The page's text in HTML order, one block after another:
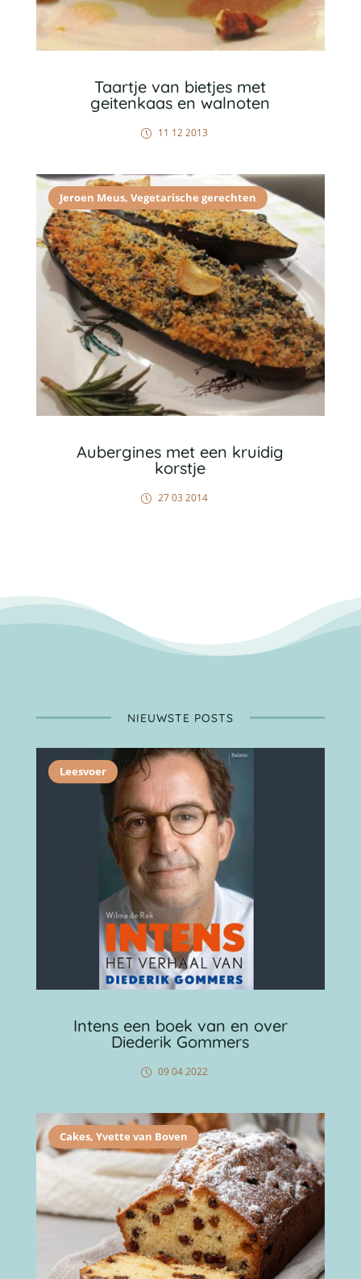
Taartje van bietjes met
geitenkaas en walnoten
11 12 2013
Jeroen Meus, Vegetarische gerechten
Aubergines met een kruidig
korstje
27 03 2014
NIEUWSTE POSTS
Leesvoer
Intens een boek van en over
Diederik Gommers
09 04 2022
Cakes, Yvette van Boven